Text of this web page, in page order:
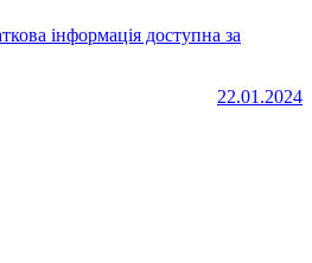
інформація доступна за
22.01.2024